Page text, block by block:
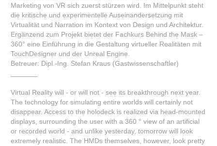
Marketing von VR sich zuerst stürzen wird. Im Mittelpunkt steht
die kritische und experimentelle Auseinandersetzung mit
Virtualität und Narration im Kontext von Design und Architektur.
Ergänzend zum Projekt bietet der Fachkurs Behind the Mask –
360° eine Einführung in die Gestaltung virtueller Realitäten mit
TouchDesigner und der Unreal Engine.
Betreuer: Dipl.-Ing. Stefan Kraus (Gastwissenschaftler)
Virtual Reality will - or will not - see its breakthrough next year.
The technology for simulating entire worlds will certainly not
disappear. Access to the holodeck is realized via head-mounted
displays, surrounding the user with a 360 ° view of an artificial
or recorded world - and unlike yesterday, tomorrow will look
extremely realistic. The HMDs themselves, however, look pretty